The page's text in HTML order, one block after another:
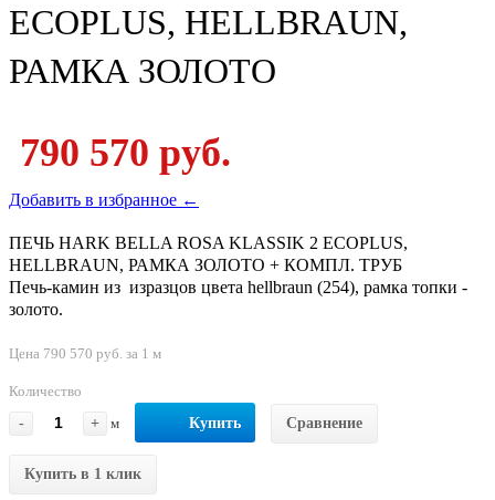
ECOPLUS, HELLBRAUN,
РАМКА ЗОЛОТО
790 570 руб.
Добавить в избранное ←
ПЕЧЬ HARK BELLA ROSA KLASSIK 2 ECOPLUS,
HELLBRAUN, РАМКА ЗОЛОТО + КОМПЛ. ТРУБ
Печь-камин из изразцов цвета hellbraun (254), рамка топки -
золото.
Цена 790 570 руб. за 1 м
Количество
-
+ м Купить Сравнение
Купить в 1 клик